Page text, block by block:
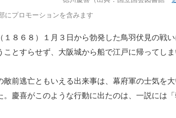
にプロモーションを含みます
８６８）１月３日から勃発した鳥羽伏見の戦
ことすらせず、大阪城から船で江戸に帰ってしま
前逃亡ともいえる出来事は、幕府軍の士気を
。慶喜がこのような行動に出たのは、一説には